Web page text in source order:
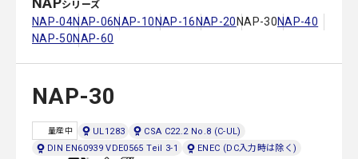
シリーズ
NAP-04NAP-06NAP-10 NAP-16 NAP-20 NAP-30NAP-40
NAP-50NAP-60
NAP-30
量産中 UL1283
CSA C22.2 No.8 (C-UL)
DIN EN60939 VDE0565 Teil 3-1
ENEC (DC入力時は除く)